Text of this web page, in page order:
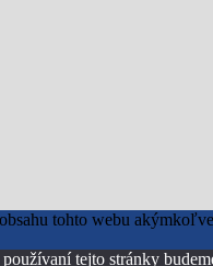
tohto webu
tejto stránky